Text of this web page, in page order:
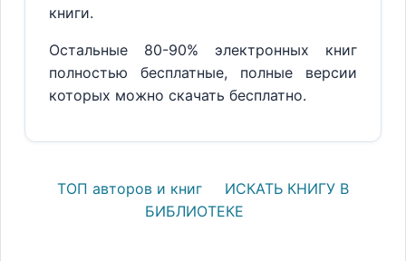
книги.
Остальные 80-90% электронных книг
полностью бесплатные, полные версии
которых можно скачать бесплатно.
ТОП авторов и книг
ИСКАТЬ КНИГУ В
БИБЛИОТЕКЕ